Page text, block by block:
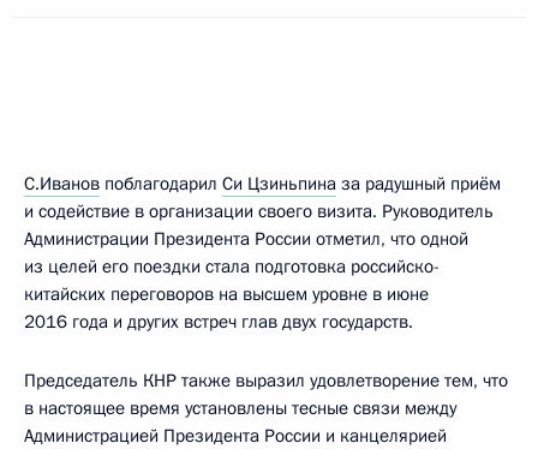
С.Иванов поблагодарил Си Цзиньпина за радушный приём
и содействие в организации своего визита. Руководитель
Администрации Президента России отметил, что одной
из целей его поездки стала подготовка российско-
китайских переговоров на высшем уровне в июне
2016 года и других встреч глав двух государств.
Председатель КНР также выразил удовлетворение тем, что
в настоящее время установлены тесные связи между
Администрацией Президента России и канцелярией